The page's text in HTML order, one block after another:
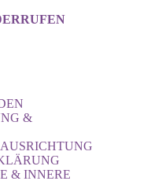
&
& INNERE